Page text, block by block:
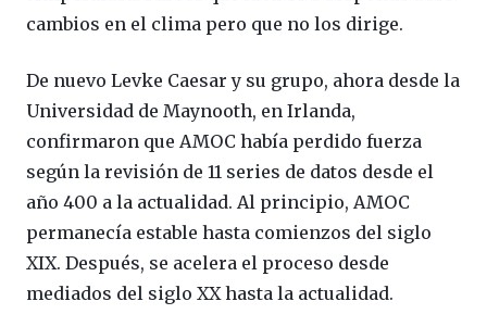
cambios en el clima pero que no los dirige.
De nuevo Levke Caesar y su grupo, ahora desde la
Universidad de Maynooth, en Irlanda,
confirmaron que AMOC había perdido fuerza
según la revisión de 11 series de datos desde el
año 400 a la actualidad. Al principio, AMOC
permanecía estable hasta comienzos del siglo
XIX. Después, se acelera el proceso desde
mediados del siglo XX hasta la actualidad.